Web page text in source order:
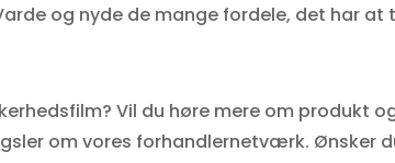
og nyde de mange fordele, det har at
Vil du høre mere om produkt
om vores forhandlernetværk. Ønsker